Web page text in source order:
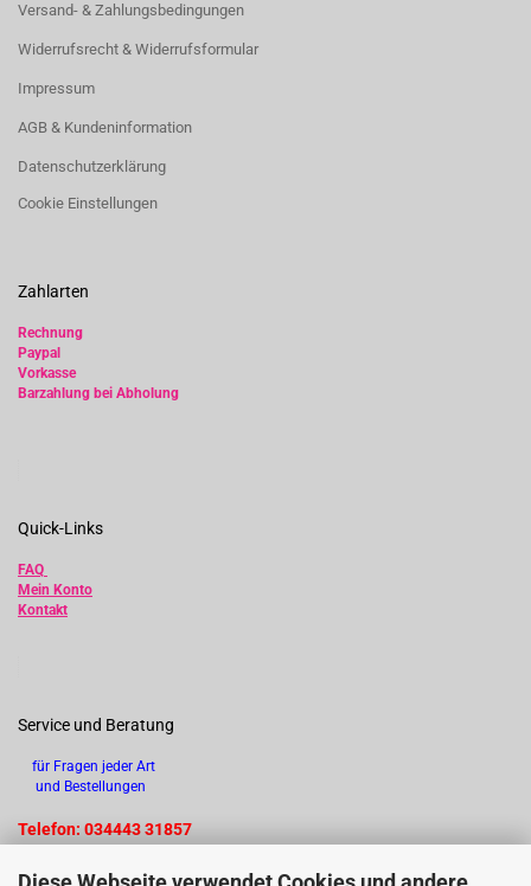
Versand- & Zahlungsbedingungen
Widerrufsrecht & Widerrufsformular
Impressum
AGB & Kundeninformation
Datenschutzerklärung
Cookie Einstellungen
Zahlarten
Rechnung
Paypal
Vorkasse
Barzahlung bei Abholung
Quick-Links
FAQ
Mein Konto
Kontakt
Service und Beratung
für Fragen jeder Art
und Bestellungen
Telefon: 034443 31857